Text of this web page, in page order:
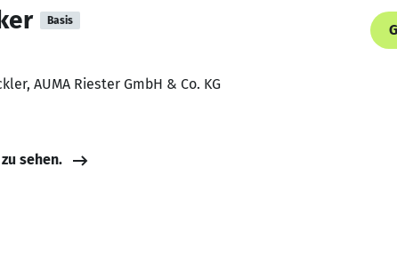
Basis
AUMA Riester GmbH & Co. KG
sehen.